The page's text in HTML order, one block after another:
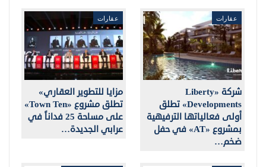
عقارات
شركة «Liberty
Developments» تطلق
أولى فعالياتها الترفيهية
بمشروع «AT» في حفل
ضخم…
عقارات
مزايا للتطوير العقاري»
تطلق مشروع «Town Ten»
على مساحة 25 فداناً في
عرابي الجديدة…